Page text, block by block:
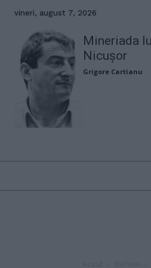
vineri, august 7, 2026
Mineriada
Nicușor
Grigore Cartianu